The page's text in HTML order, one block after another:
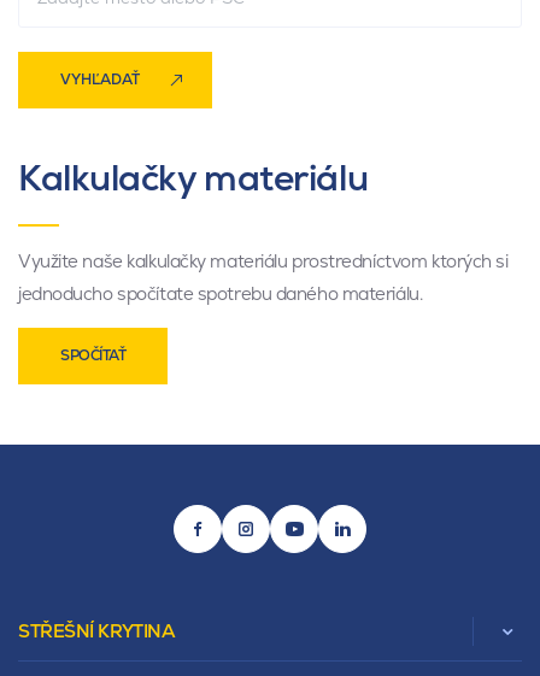
VYHĽADAŤ
Kalkulačky materiálu
Využite naše kalkulačky materiálu prostredníctvom ktorých si
jednoducho spočítate spotrebu daného materiálu.
SPOČÍTAŤ
STŘEŠNÍ KRYTINA